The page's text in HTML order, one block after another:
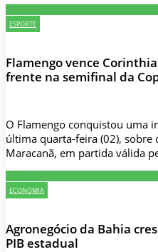
ESPORTE
Flamengo vence
frente na semifinal da
O Flamengo conquistou uma
última quarta-feira (02), sobre
Maracanã, em partida válida
ECONOMIA
Agronegócio da Bahia
PIB estadual